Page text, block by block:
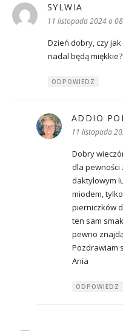
SYLWIA
11 listopada 2024 o
Dzień dobry, czy
nadal będą
ODPOWIEDZ
ADDIO
11 listopada
Dobry
dla pewności
daktylowym
miodem,
pierniczków
ten sam
pewno
Pozdrawiam
Ania
ODPOWIEDZ